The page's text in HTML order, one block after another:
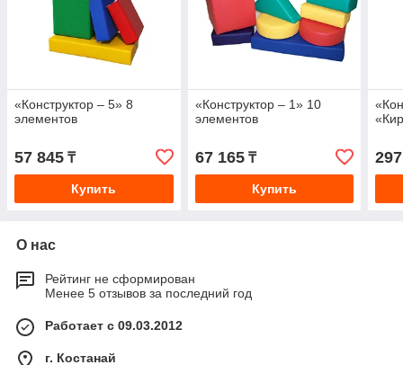
«Конструктор – 5» 8
элементов
57 845 ₸
Купить
«Конструктор – 1» 10
элементов
67 165₸
Купить
О нас
Рейтинг не сформирован
Менее 5 отзывов за последний год
Работает с 09.03.2012
г. Костанай